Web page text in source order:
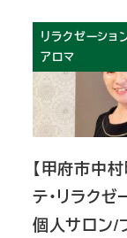
リラクゼーショ
アロマ
【甲府市中
テ・リラクゼ
個人サロン/